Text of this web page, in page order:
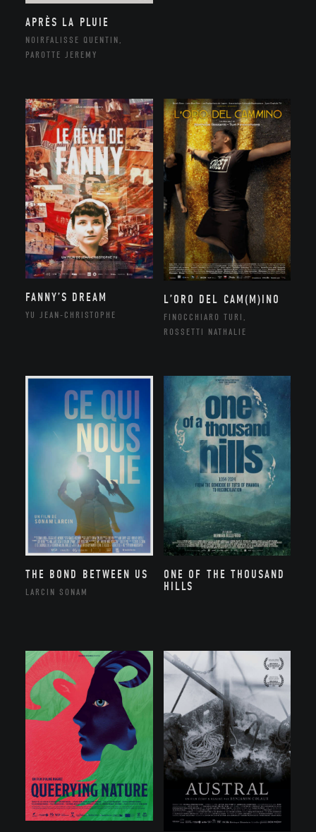
APRÈS LA PLUIE
NOIRFALISSE QUENTIN,
PAROTTE JEREMY
FANNY’S DREAM
YU JEAN-CHRISTOPHE
L’ORO DEL CAM(M)INO
FINOCCHIARO TURI,
ROSSETTI NATHALIE
THE BOND BETWEEN US
LARCIN SONAM
ONE OF THE THOUSAND
HILLS